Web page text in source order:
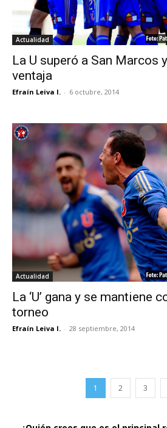
Actualidad
La U superó a San Marcos
ventaja
Efraín Leiva I. - 6 octubre, 2014
Actualidad
La ‘U’ gana y se mantiene
torneo
Efraín Leiva I. - 28 septiembre, 2014
1 2 3